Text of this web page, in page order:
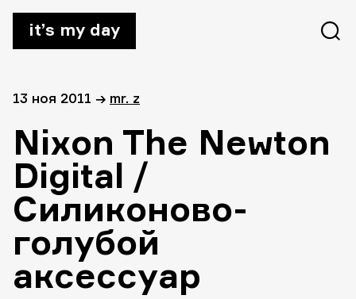
it’s my day
13 ноя 2011 → mr. z
Nixon The Newton
Digital /
Силиконово-
голубой
аксессуар